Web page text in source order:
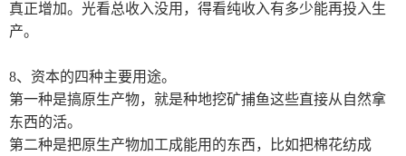
真正增加。光看总收入没用，得看纯收入有多少能再投入生
产。
8、资本的四种主要用途。
第一种是搞原生产物，就是种地挖矿捕鱼这些直接从自然拿
东西的活。
第二种是把原生产物加工成能用的东西，比如把棉花纺成